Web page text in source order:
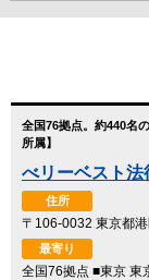
全国76拠点。約440名
所属】
べリーベスト法
住所
〒106-0032 東京都
最寄り
全国76拠点 ■東京 東